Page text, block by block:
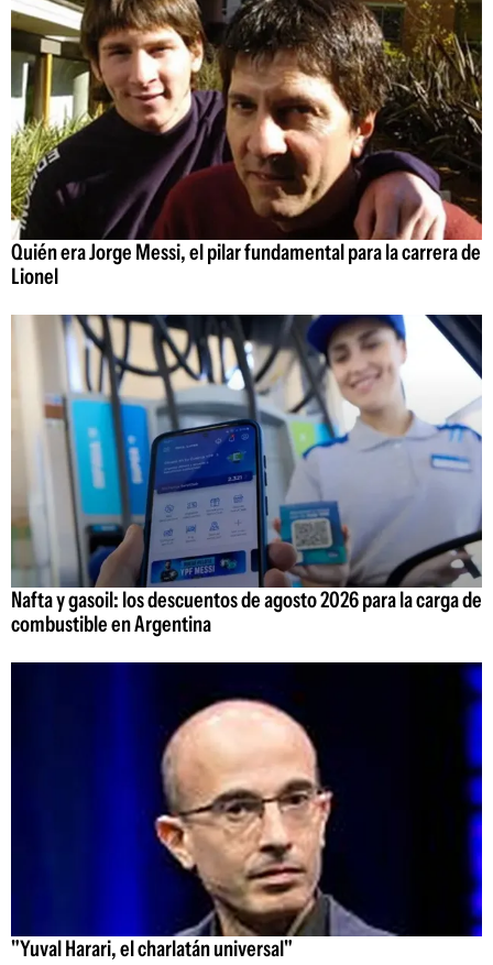
Quién era Jorge Messi, el pilar fundamental para la carrera de
Lionel
Nafta y gasoil: los descuentos de agosto 2026 para la carga de
combustible en Argentina
"Yuval Harari, el charlatán universal"